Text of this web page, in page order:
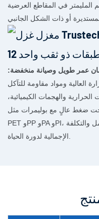
في المقاطع العرضية
عمر طويل وصيانة منخفضة:
العالية ومواد مقاومة للتآكل
والهجمات الكيميائية،
ضغط عالٍ مع بوليمرات مثل
PET وPP وPA وPI، مما يقلل من وقت التوقف عن العمل والتكلفة